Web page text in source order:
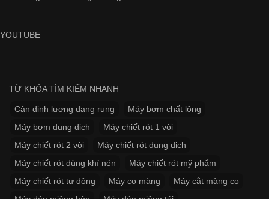
YOUTUBE
TỪ KHÓA TÌM KIẾM NHANH
Cân định lượng dạng rung
Máy bơm chất lỏng
Máy bơm dung dịch
Máy chiết rót 1 vòi
Máy chiết rót 2 vòi
Máy chiết rót dung dịch
Máy chiết rót dùng khí nén
Máy chiết rót mỹ phẩm
Máy chiết rót tự động
Máy co màng
Máy cắt màng co